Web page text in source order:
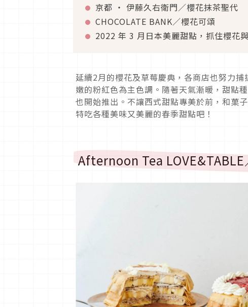
京都 ‧ 伊藤久右衛門／櫻花抹茶聖代
CHOCOLATE BANK／櫻花可頌
2022 年 3 月日本美麗甜點，抓住櫻花
延續2月的櫻花及草莓慶典，各商店也努力
嫩的粉紅色為主色調。隨著天氣漸暖，甜點
也開始推出。不讓西式甜點專美於前，和菓
特吃各種美味又美麗的春季甜點吧！
Afternoon Tea LOVE&TABLE